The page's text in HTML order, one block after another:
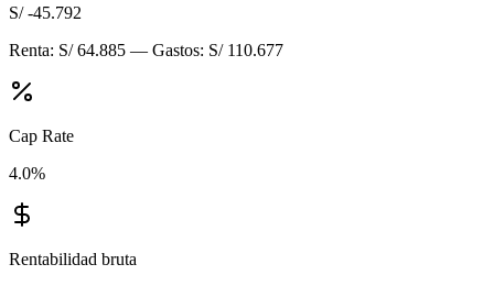
S/ -45.792
Renta: S/ 64.885 — Gastos: S/ 110.677
Cap Rate
4.0%
Rentabilidad bruta